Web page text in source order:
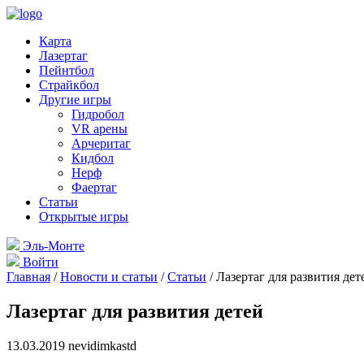
Карта
Лазертаг
Пейнтбол
Страйкбол
Другие игры
Гидробол
VR арены
Арчеритаг
Кидбол
Нерф
Фаертаг
Статьи
Открытые игры
Эль-Монте
Войти
Главная /Новости и статьи /Статьи /Лазертаг для развития
Лазертаг для развития детей
13.03.2019 nevidimkastd